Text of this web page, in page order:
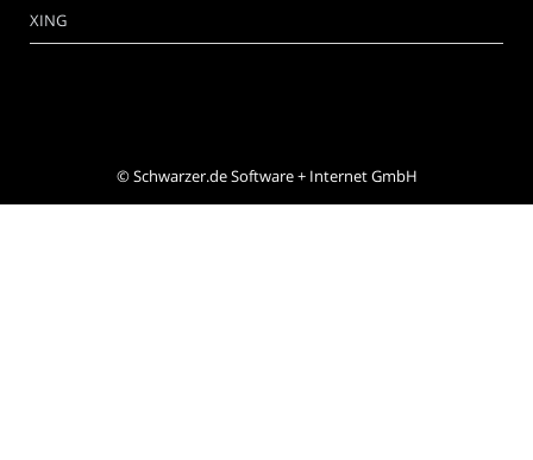
XING
©Schwarzer.de Software + Internet GmbH